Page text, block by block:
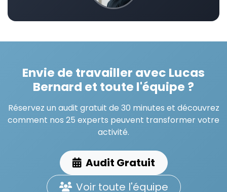
Envie de travailler avec Lucas
Bernard et toute l'équipe ?
Réservez un audit gratuit de 30 minutes et découvrez
comment nos 25 experts peuvent transformer votre
activité.
Audit Gratuit
Voir toute l'équipe